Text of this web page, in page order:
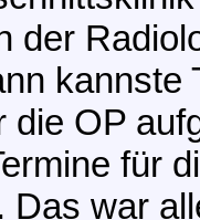
der
kannste
die OP
für
Das war